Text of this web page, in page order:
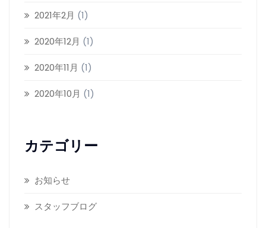
2021年2月 (1)
2020年12月 (1)
2020年11月 (1)
2020年10月 (1)
カテゴリー
お知らせ
スタッフブログ